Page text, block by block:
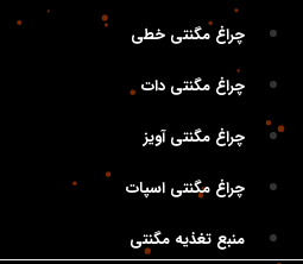
چراغ مگنتی خطی
چراغ مگنتی دات
چراغ مگنتی آویز
چراغ مگنتی اسپات
منبع تغذیه مگنتی